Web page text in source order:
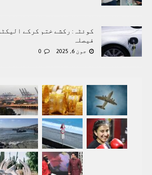
کوئٹہ: رکشے ختم کرکے
فیصلہ
جون 6, 2025 0